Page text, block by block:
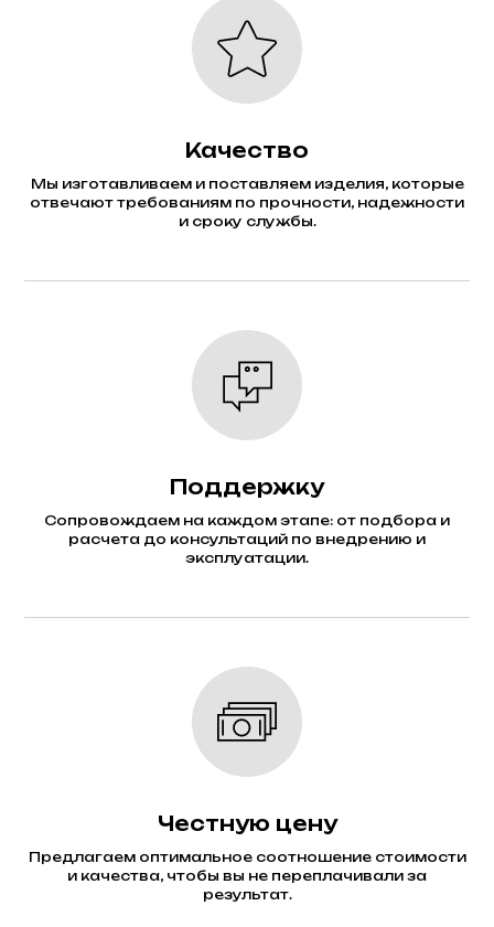
Качество
Мы изготавливаем и поставляем изделия, которые
отвечают требованиям по прочности, надежности
и сроку службы.
Поддержку
Сопровождаем на каждом этапе: от подбора и
расчета до консультаций по внедрению и
эксплуатации.
Честную цену
Предлагаем оптимальное соотношение стоимости
и качества, чтобы вы не переплачивали за
результат.